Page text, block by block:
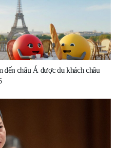
đến châu Á được du khách châu